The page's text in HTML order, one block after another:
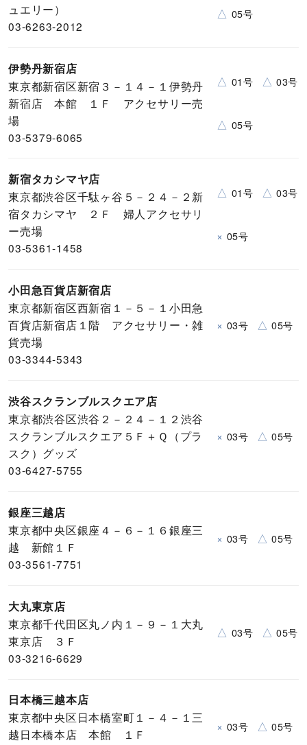
ュエリー）
03-6263-2012
△ 05号
伊勢丹新宿店
東京都新宿区新宿３－１４－１伊勢丹
新宿店 本館 １Ｆ アクセサリー売
場
03-5379-6065
△ 01号 △ 03号
△ 05号
新宿タカシマヤ店
東京都渋谷区千駄ヶ谷５－２４－２新
宿タカシマヤ ２Ｆ 婦人アクセサリ
ー売場
03-5361-1458
△ 01号 △ 03号
× 05号
小田急百貨店新宿店
東京都新宿区西新宿１－５－１小田急
百貨店新宿店１階 アクセサリー・雑
貨売場
03-3344-5343
× 03号 △ 05号
渋谷スクランブルスクエア店
東京都渋谷区渋谷２－２４－１２渋谷
スクランブルスクエア５Ｆ＋Ｑ（プラ
スク）グッズ
03-6427-5755
× 03号 △ 05号
銀座三越店
東京都中央区銀座４－６－１６銀座三
越 新館１Ｆ
03-3561-7751
× 03号 △ 05号
大丸東京店
東京都千代田区丸ノ内１－９－１大丸
東京店 ３Ｆ
03-3216-6629
△ 03号 △ 05号
日本橋三越本店
東京都中央区日本橋室町１－４－１三
越日本橋本店 本館 １Ｆ
× 03号 △ 05号